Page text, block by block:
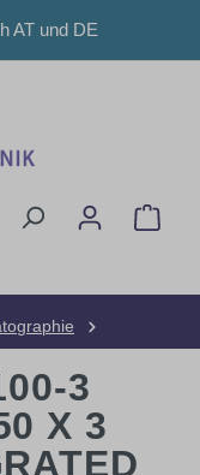
AT und DE
3
X 3